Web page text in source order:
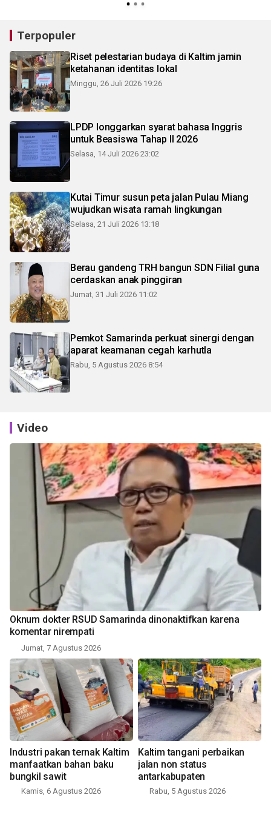
Terpopuler
Riset pelestarian budaya di Kaltim jamin
ketahanan identitas lokal
Minggu, 26 Juli 2026 19:26
LPDP longgarkan syarat bahasa Inggris
untuk Beasiswa Tahap II 2026
Selasa, 14 Juli 2026 23:02
Kutai Timur susun peta jalan Pulau Miang
wujudkan wisata ramah lingkungan
Selasa, 21 Juli 2026 13:18
Berau gandeng TRH bangun SDN Filial guna
cerdaskan anak pinggiran
Jumat, 31 Juli 2026 11:02
Pemkot Samarinda perkuat sinergi dengan
aparat keamanan cegah karhutla
Rabu, 5 Agustus 2026 8:54
Video
Oknum dokter RSUD Samarinda dinonaktifkan karena
komentar nirempati
Jumat, 7 Agustus 2026
Industri pakan ternak Kaltim
manfaatkan bahan baku
bungkil sawit
Kamis, 6 Agustus 2026
Kaltim tangani perbaikan
jalan non status
antarkabupaten
Rabu, 5 Agustus 2026